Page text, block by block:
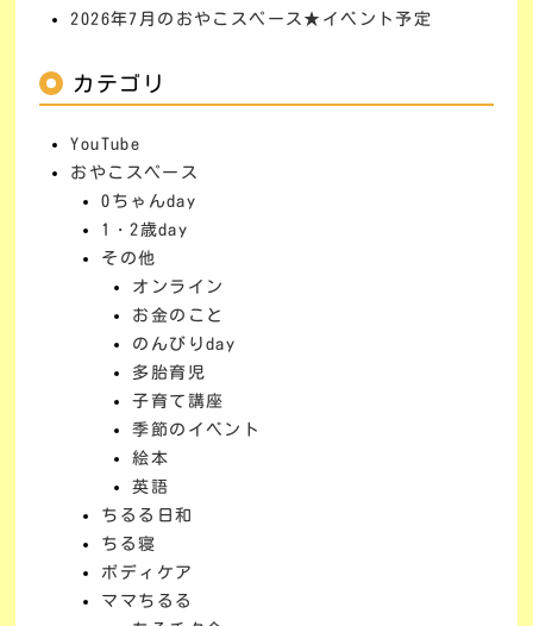
2026年7月のおやこスペース★イベント予定
カテゴリ
YouTube
おやこスペース
0ちゃんday
1・2歳day
その他
オンライン
お金のこと
のんびりday
多胎育児
子育て講座
季節のイベント
絵本
英語
ちるる日和
ちる寝
ボディケア
ママちるる